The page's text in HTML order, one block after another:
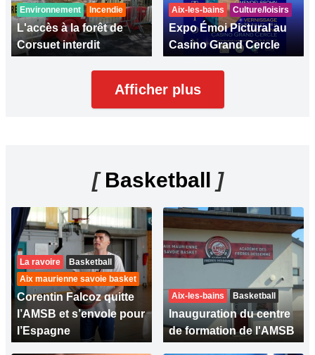
Environnement
Incendie
L'accès à la forêt de
Corsuet interdit
Aix-les-bains Culture/loisirs
Expo Émoi Pictural au
Casino Grand Cercle
Afficher plus
[Basketball ]
La ravoire
Basketball
Aix maurienne savoie basket
Corentin Falcoz quitte
l’AMSB et s’envole pour
l’Espagne
Aix-les-bains Basketball
Inauguration du centre
de formation de l'AMSB